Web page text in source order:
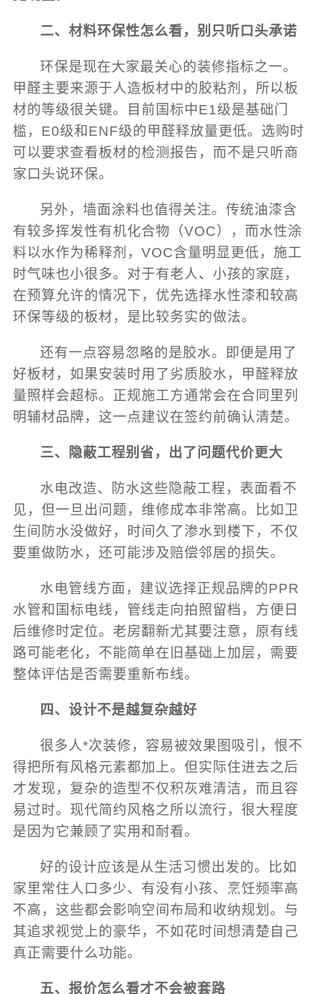
二、材料环保性怎么看，别只听口头承诺
环保是现在大家最关心的装修指标之一。
甲醛主要来源于人造板材中的胶粘剂，所以板
材的等级很关键。目前国标中E1级是基础门
槛，E0级和ENF级的甲醛释放量更低。选购时
可以要求查看板材的检测报告，而不是只听商
家口头说环保。
另外，墙面涂料也值得关注。传统油漆含
有较多挥发性有机化合物（VOC），而水性涂
料以水作为稀释剂，VOC含量明显更低，施工
时气味也小很多。对于有老人、小孩的家庭，
在预算允许的情况下，优先选择水性漆和较高
环保等级的板材，是比较务实的做法。
还有一点容易忽略的是胶水。即便是用了
好板材，如果安装时用了劣质胶水，甲醛释放
量照样会超标。正规施工方通常会在合同里列
明辅材品牌，这一点建议在签约前确认清楚。
三、隐蔽工程别省，出了问题代价更大
水电改造、防水这些隐蔽工程，表面看不
见，但一旦出问题，维修成本非常高。比如卫
生间防水没做好，时间久了渗水到楼下，不仅
要重做防水，还可能涉及赔偿邻居的损失。
水电管线方面，建议选择正规品牌的PPR
水管和国标电线，管线走向拍照留档，方便日
后维修时定位。老房翻新尤其要注意，原有线
路可能老化，不能简单在旧基础上加层，需要
整体评估是否需要重新布线。
四、设计不是越复杂越好
很多人*次装修，容易被效果图吸引，恨不
得把所有风格元素都加上。但实际住进去之后
才发现，复杂的造型不仅积灰难清洁，而且容
易过时。现代简约风格之所以流行，很大程度
是因为它兼顾了实用和耐看。
好的设计应该是从生活习惯出发的。比如
家里常住人口多少、有没有小孩、烹饪频率高
不高，这些都会影响空间布局和收纳规划。与
其追求视觉上的豪华，不如花时间想清楚自己
真正需要什么功能。
五、报价怎么看才不会被套路